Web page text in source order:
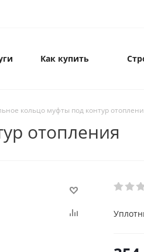
Как купить
кольцо муфты под контур
отопления